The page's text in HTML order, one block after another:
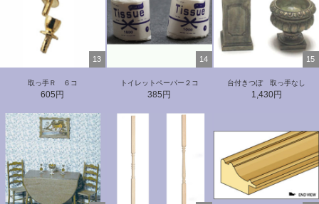
13
取っ手Ｒ ６コ
605円
14
トイレットペーパー２コ
385円
15
台付きつぼ 取っ手なし
1,430円